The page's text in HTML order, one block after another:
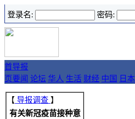
登录名: 密码:
首
页
导报
要闻 论坛 华人 生活 财经 中国 日本
【 导报调查 】
有关新冠疫苗接种意